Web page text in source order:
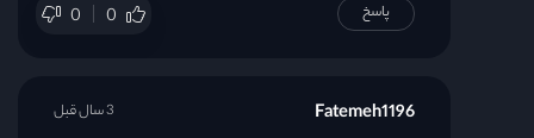
0 0 پاسخ
Fatemeh1196 3 سال قبل